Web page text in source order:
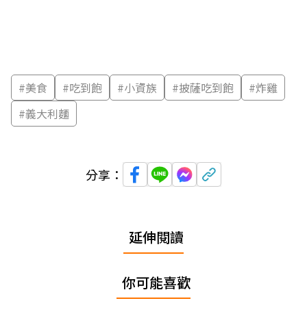
#美食 #吃到飽 #小資族 #披薩吃到飽 #炸雞
#義大利麵
分享：
延伸閱讀
你可能喜歡